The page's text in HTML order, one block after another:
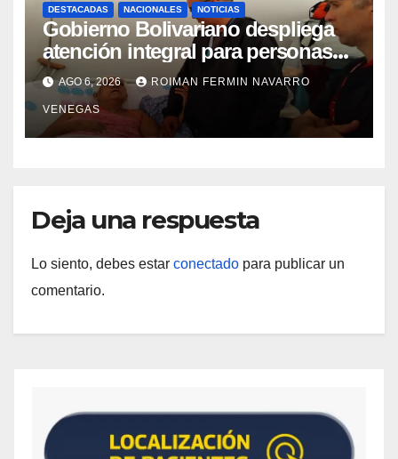
DESTACADAS NACIONALES NOTICIAS
Gobierno Bolivariano despliega
atención integral para personas
con discapacidad en
campamentos de La Guaira
AGO 6, 2026 ROIMAN FERMIN NAVARRO
VENEGAS
Deja una respuesta
Lo siento, debes estar conectado para publicar un
comentario.